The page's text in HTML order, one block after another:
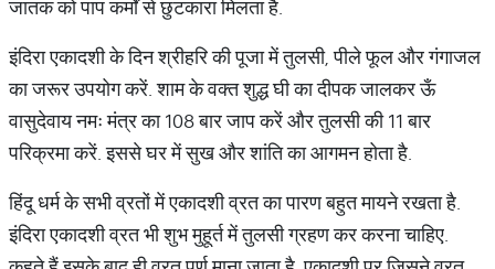
जातक को पाप कर्मों से छुटकारा मिलता है.
इंदिरा एकादशी के दिन श्रीहरि की पूजा में तुलसी, पीले फूल और गंगाजल
का जरूर उपयोग करें. शाम के वक्त शुद्ध घी का दीपक जालकर ऊँ
वासुदेवाय नमः मंत्र का 108 बार जाप करें और तुलसी की 11 बार
परिक्रमा करें. इससे घर में सुख और शांति का आगमन होता है.
हिंदू धर्म के सभी व्रतों में एकादशी व्रत का पारण बहुत मायने रखता है.
इंदिरा एकादशी व्रत भी शुभ मुहूर्त में तुलसी ग्रहण कर करना चाहिए.